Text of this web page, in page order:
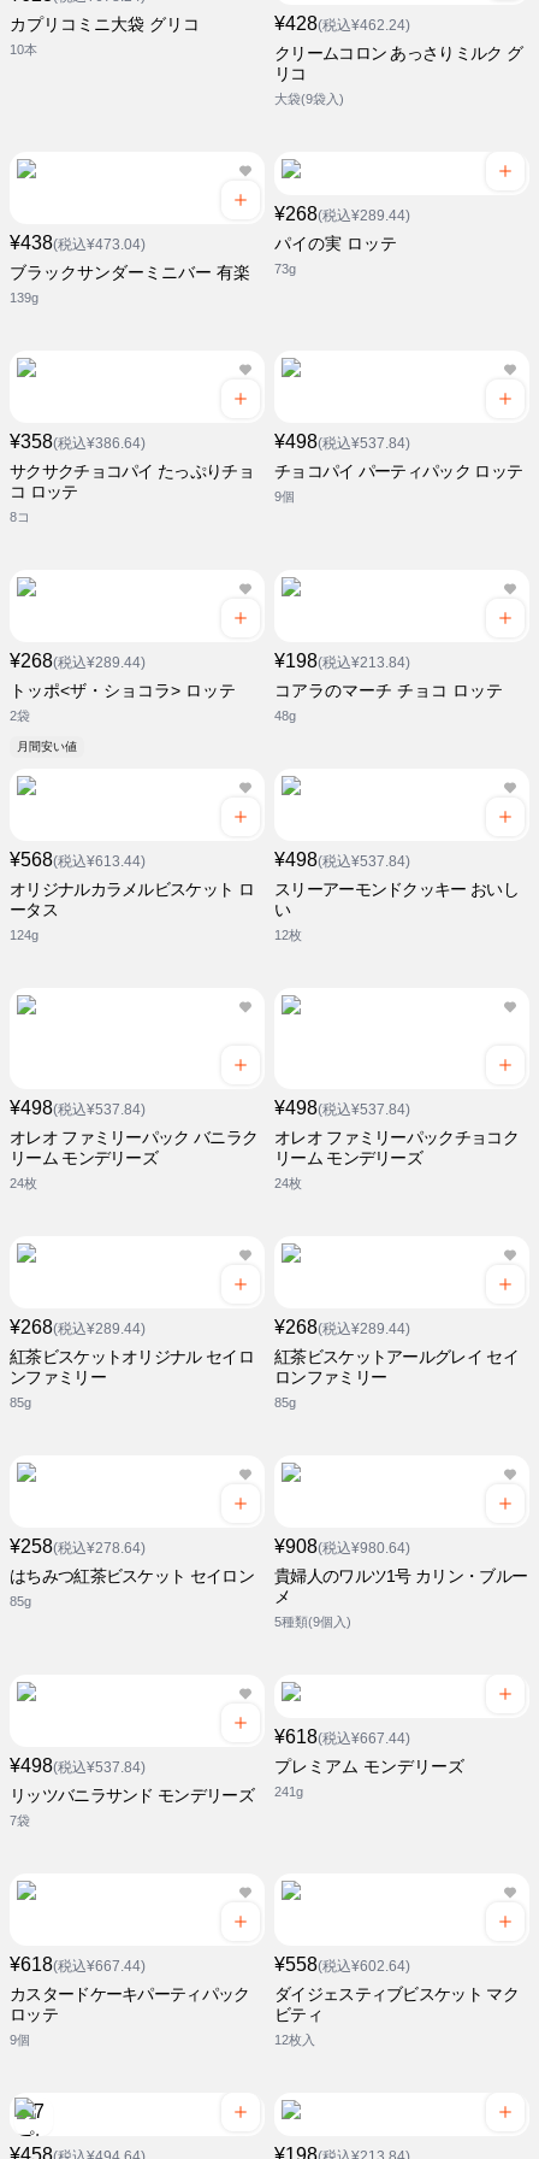
カプリコミニ大袋 グリコ
10本
¥428(税込¥462.24)
クリームコロン あっさりミルク グ
リコ
大袋(9袋入)
¥438(税込¥473.04)
ブラックサンダーミニバー 有楽
139g
¥268(税込¥289.44)
パイの実 ロッテ
73g
¥358(税込¥386.64)
サクサクチョコパイ たっぷりチョ
コ ロッテ
8コ
¥498(税込¥537.84)
チョコパイ パーティパック ロッテ
9個
¥268(税込¥289.44)
トッポ<ザ・ショコラ> ロッテ
2袋
月間安い値
¥198(税込¥213.84)
コアラのマーチ チョコ ロッテ
48g
¥568(税込¥613.44)
オリジナルカラメルビスケット ロ
ータス
124g
¥498(税込¥537.84)
スリーアーモンドクッキー おいし
い
12枚
¥498(税込¥537.84)
オレオ ファミリーパック バニラク
リーム モンデリーズ
24枚
¥498(税込¥537.84)
オレオ ファミリーパックチョコク
リーム モンデリーズ
24枚
¥268(税込¥289.44)
紅茶ビスケットオリジナル セイロ
ンファミリー
85g
¥268(税込¥289.44)
紅茶ビスケットアールグレイ セイ
ロンファミリー
85g
¥258(税込¥278.64)
はちみつ紅茶ビスケット セイロン
85g
¥908(税込¥980.64)
貴婦人のワルツ1号 カリン・ブルー
メ
5種類(9個入)
¥498(税込¥537.84)
リッツバニラサンド モンデリーズ
7袋
¥618(税込¥667.44)
プレミアム モンデリーズ
241g
¥618(税込¥667.44)
カスタードケーキパーティパック
ロッテ
9個
¥558(税込¥602.64)
ダイジェスティブビスケット マク
ビティ
12枚入
¥458 ¥198